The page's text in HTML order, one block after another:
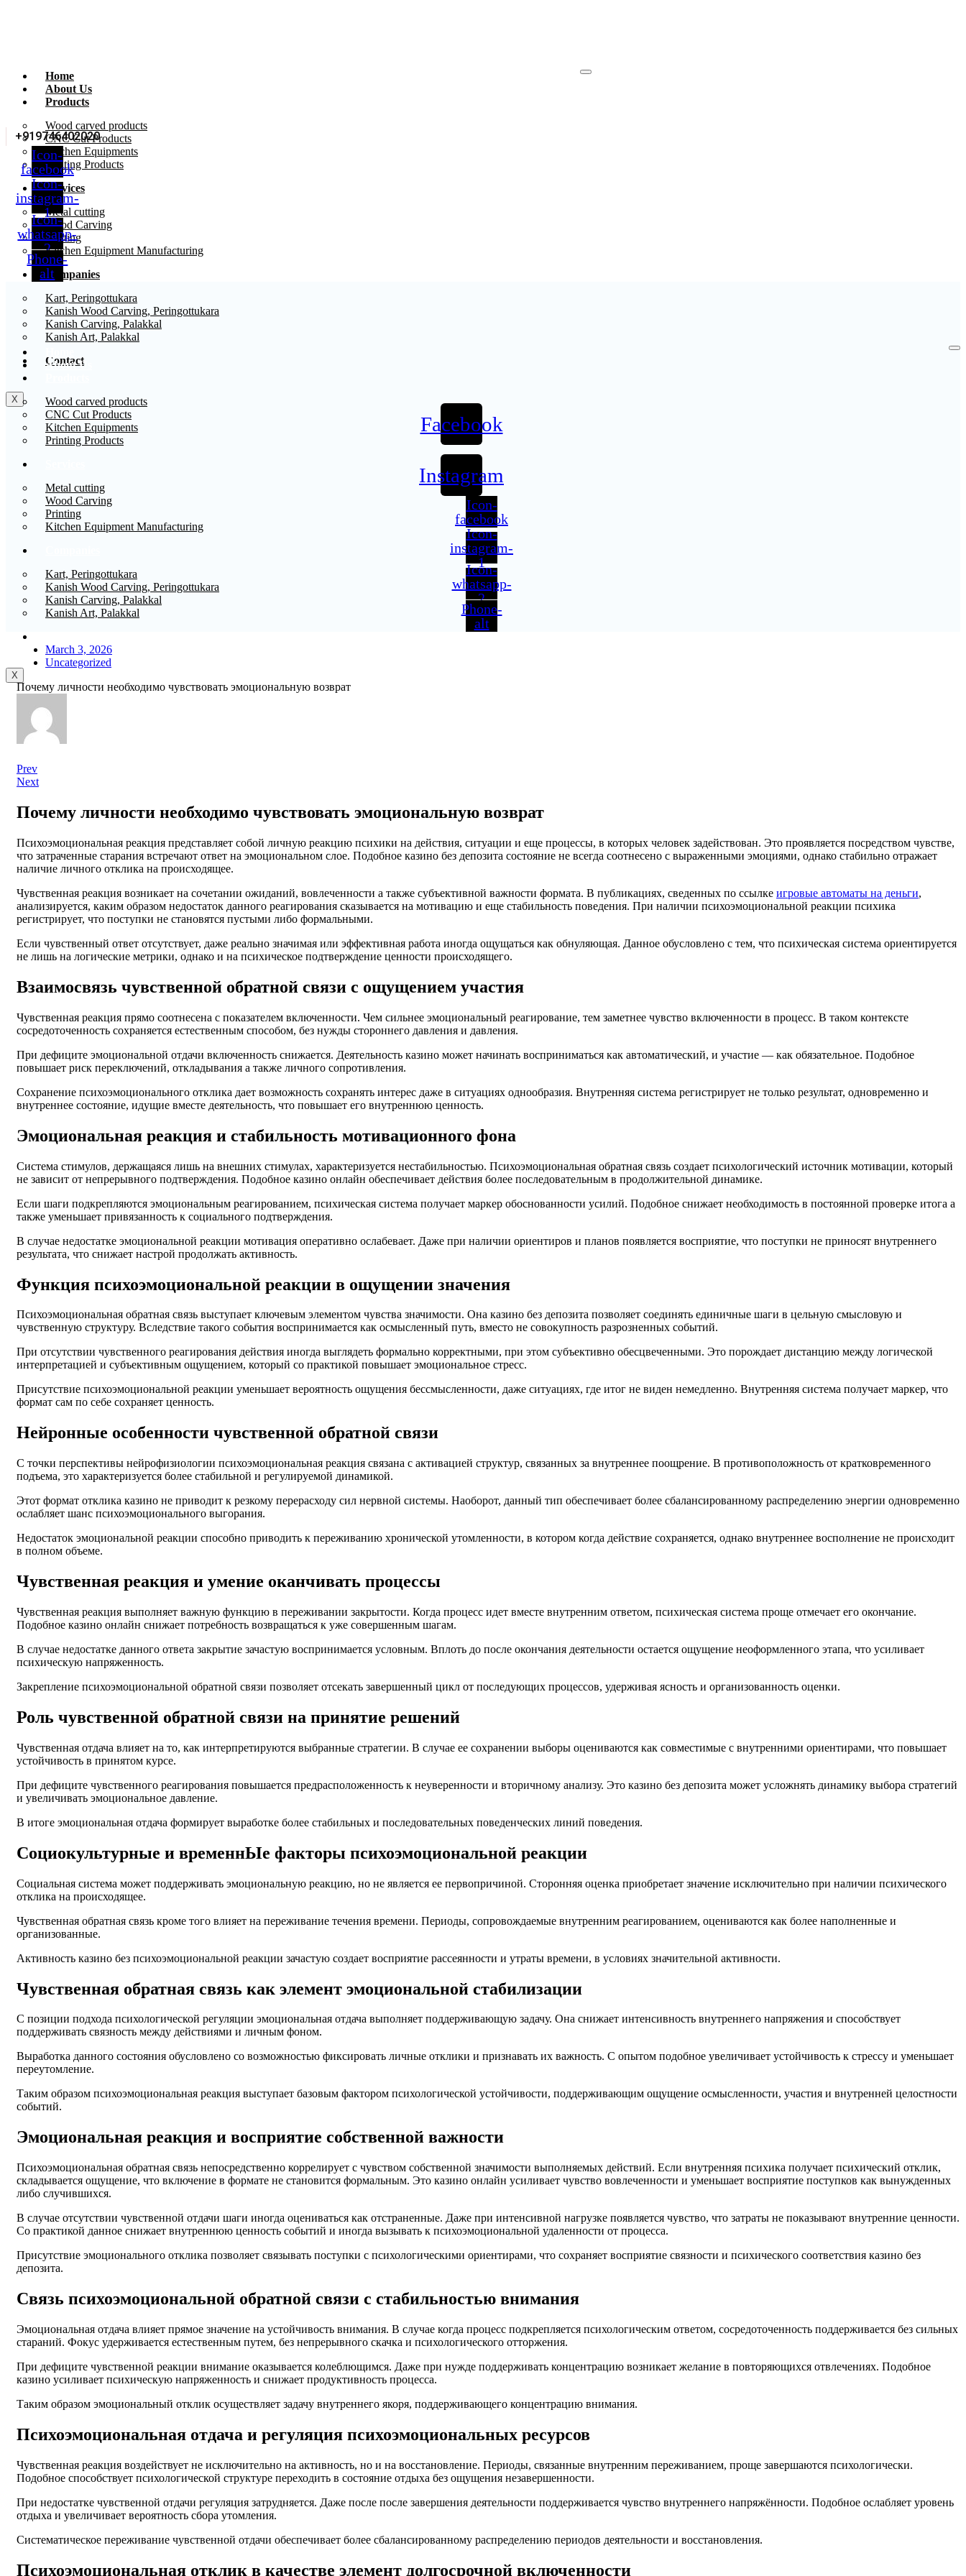
Home
About Us
Products
Wood carved products
CNC Cut Products
Kitchen Equipments
Printing Products
Services
Metal cutting
Wood Carving
Printing
Kitchen Equipment Manufacturing
Companies
Kart, Peringottukara
Kanish Wood Carving, Peringottukara
Kanish Carving, Palakkal
Kanish Art, Palakkal
Contact
X
+919746402020
Icon-
facebook
Icon-
instagram-
1
Icon-
whatsapp-
2
Phone-
alt
About Us
Wood carved products
CNC Cut Products
Kitchen Equipments
Printing Products
Metal cutting
Wood Carving
Printing
Kitchen Equipment Manufacturing
Kart, Peringottukara
Kanish Wood Carving, Peringottukara
Kanish Carving, Palakkal
Kanish Art, Palakkal
X
Facebook
Instagram
Icon-
facebook
Icon-
instagram-
1
Icon-
whatsapp-
2
Phone-
alt
March 3, 2026
Uncategorized
Почему личности необходимо чувствовать эмоциональную возврат
Prev
Next
Почему личности необходимо чувствовать эмоциональную возврат
Психоэмоциональная реакция представляет собой личную реакцию психики на действия, ситуации и еще процессы, в которых человек задействован. Это проявляется посредством чувстве,
что затраченные старания встречают ответ на эмоциональном слое. Подобное казино без депозита состояние не всегда соотнесено с выраженными эмоциями, однако стабильно отражает
наличие личного отклика на происходящее.
Чувственная реакция возникает на сочетании ожиданий, вовлеченности а также субъективной важности формата. В публикациях, сведенных по ссылке игровые автоматы на деньги,
анализируется, каким образом недостаток данного реагирования сказывается на мотивацию и еще стабильность поведения. При наличии психоэмоциональной реакции психика
регистрирует, что поступки не становятся пустыми либо формальными.
Если чувственный ответ отсутствует, даже реально значимая или эффективная работа иногда ощущаться как обнуляющая. Данное обусловлено с тем, что психическая система ориентируется
не лишь на логические метрики, однако и на психическое подтверждение ценности происходящего.
Взаимосвязь чувственной обратной связи с ощущением участия
Чувственная реакция прямо соотнесена с показателем включенности. Чем сильнее эмоциональный реагирование, тем заметнее чувство включенности в процесс. В таком контексте
сосредоточенность сохраняется естественным способом, без нужды стороннего давления и давления.
При дефиците эмоциональной отдачи включенность снижается. Деятельность казино может начинать восприниматься как автоматический, и участие — как обязательное. Подобное
повышает риск переключений, откладывания а также личного сопротивления.
Сохранение психоэмоционального отклика дает возможность сохранять интерес даже в ситуациях однообразия. Внутренняя система регистрирует не только результат, одновременно и
внутреннее состояние, идущие вместе деятельность, что повышает его внутреннюю ценность.
Эмоциональная реакция и стабильность мотивационного фона
Система стимулов, держащаяся лишь на внешних стимулах, характеризуется нестабильностью. Психоэмоциональная обратная связь создает психологический источник мотивации, который
не зависит от непрерывного подтверждения. Подобное казино онлайн обеспечивает действия более последовательным в продолжительной динамике.
Если шаги подкрепляются эмоциональным реагированием, психическая система получает маркер обоснованности усилий. Подобное снижает необходимость в постоянной проверке итога а
также уменьшает привязанность к социального подтверждения.
В случае недостатке эмоциональной реакции мотивация оперативно ослабевает. Даже при наличии ориентиров и планов появляется восприятие, что поступки не приносят внутреннего
результата, что снижает настрой продолжать активность.
Функция психоэмоциональной реакции в ощущении значения
Психоэмоциональная обратная связь выступает ключевым элементом чувства значимости. Она казино без депозита позволяет соединять единичные шаги в цельную смысловую и
чувственную структуру. Вследствие такого события воспринимается как осмысленный путь, вместо не совокупность разрозненных событий.
При отсутствии чувственного реагирования действия иногда выглядеть формально корректными, при этом субъективно обесцвеченными. Это порождает дистанцию между логической
интерпретацией и субъективным ощущением, который со практикой повышает эмоциональное стресс.
Присутствие психоэмоциональной реакции уменьшает вероятность ощущения бессмысленности, даже ситуациях, где итог не виден немедленно. Внутренняя система получает маркер, что
формат сам по себе сохраняет ценность.
Нейронные особенности чувственной обратной связи
С точки перспективы нейрофизиологии психоэмоциональная реакция связана с активацией структур, связанных за внутреннее поощрение. В противоположность от кратковременного
подъема, это характеризуется более стабильной и регулируемой динамикой.
Этот формат отклика казино не приводит к резкому перерасходу сил нервной системы. Наоборот, данный тип обеспечивает более сбалансированному распределению энергии одновременно
ослабляет шанс психоэмоционального выгорания.
Недостаток эмоциональной реакции способно приводить к переживанию хронической утомленности, в котором когда действие сохраняется, однако внутреннее восполнение не происходит
в полном объеме.
Чувственная реакция и умение оканчивать процессы
Чувственная реакция выполняет важную функцию в переживании закрытости. Когда процесс идет вместе внутренним ответом, психическая система проще отмечает его окончание.
Подобное казино онлайн снижает потребность возвращаться к уже совершенным шагам.
В случае недостатке данного ответа закрытие зачастую воспринимается условным. Вплоть до после окончания деятельности остается ощущение неоформленного этапа, что усиливает
психическую напряженность.
Закрепление психоэмоциональной обратной связи позволяет отсекать завершенный цикл от последующих процессов, удерживая ясность и организованность оценки.
Роль чувственной обратной связи на принятие решений
Чувственная отдача влияет на то, как интерпретируются выбранные стратегии. В случае ее сохранении выборы оцениваются как совместимые с внутренними ориентирами, что повышает
устойчивость в принятом курсе.
При дефиците чувственного реагирования повышается предрасположенность к неуверенности и вторичному анализу. Это казино без депозита может усложнять динамику выбора стратегий
и увеличивать эмоциональное давление.
В итоге эмоциональная отдача формирует выработке более стабильных и последовательных поведенческих линий поведения.
Социокультурные и временнЫе факторы психоэмоциональной реакции
Социальная система может поддерживать эмоциональную реакцию, но не является ее первопричиной. Сторонняя оценка приобретает значение исключительно при наличии психического
отклика на происходящее.
Чувственная обратная связь кроме того влияет на переживание течения времени. Периоды, сопровождаемые внутренним реагированием, оцениваются как более наполненные и
организованные.
Активность казино без психоэмоциональной реакции зачастую создает восприятие рассеянности и утраты времени, в условиях значительной активности.
Чувственная обратная связь как элемент эмоциональной стабилизации
С позиции подхода психологической регуляции эмоциональная отдача выполняет поддерживающую задачу. Она снижает интенсивность внутреннего напряжения и способствует
поддерживать связность между действиями и личным фоном.
Выработка данного состояния обусловлено со возможностью фиксировать личные отклики и признавать их важность. С опытом подобное увеличивает устойчивость к стрессу и уменьшает
переутомление.
Таким образом психоэмоциональная реакция выступает базовым фактором психологической устойчивости, поддерживающим ощущение осмысленности, участия и внутренней целостности
событий.
Эмоциональная реакция и восприятие собственной важности
Психоэмоциональная обратная связь непосредственно коррелирует с чувством собственной значимости выполняемых действий. Если внутренняя психика получает психический отклик,
складывается ощущение, что включение в формате не становится формальным. Это казино онлайн усиливает чувство вовлеченности и уменьшает восприятие поступков как вынужденных
либо случившихся.
В случае отсутствии чувственной отдачи шаги иногда оцениваться как отстраненные. Даже при интенсивной нагрузке появляется чувство, что затраты не показывают внутренние ценности.
Со практикой данное снижает внутреннюю ценность событий и иногда вызывать к психоэмоциональной удаленности от процесса.
Присутствие эмоционального отклика позволяет связывать поступки с психологическими ориентирами, что сохраняет восприятие связности и психического соответствия казино без
депозита.
Связь психоэмоциональной обратной связи с стабильностью внимания
Эмоциональная отдача влияет прямое значение на устойчивость внимания. В случае когда процесс подкрепляется психологическим ответом, сосредоточенность поддерживается без сильных
стараний. Фокус удерживается естественным путем, без непрерывного скачка и психологического отторжения.
При дефиците чувственной реакции внимание оказывается колеблющимся. Даже при нужде поддерживать концентрацию возникает желание в повторяющихся отвлечениях. Подобное
казино усиливает психическую напряженность и снижает продуктивность процесса.
Таким образом эмоциональный отклик осуществляет задачу внутреннего якоря, поддерживающего концентрацию внимания.
Психоэмоциональная отдача и регуляция психоэмоциональных ресурсов
Чувственная реакция воздействует не исключительно на активность, но и на восстановление. Периоды, связанные внутренним переживанием, проще завершаются психологически.
Подобное способствует психологической структуре переходить в состояние отдыха без ощущения незавершенности.
При недостатке чувственной отдачи регуляция затрудняется. Даже после после завершения деятельности поддерживается чувство внутреннего напряжённости. Подобное ослабляет уровень
отдыха и увеличивает вероятность сбора утомления.
Систематическое переживание чувственной отдачи обеспечивает более сбалансированному распределению периодов деятельности и восстановления.
Психоэмоциональная отклик в качестве элемент долгосрочной включенности